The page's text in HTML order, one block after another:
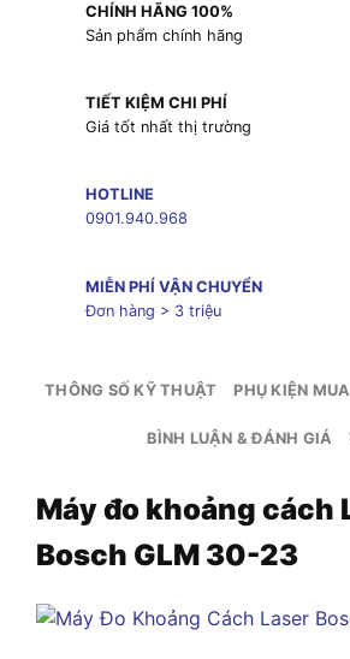
CHÍNH HÃNG 100%
Sản phẩm chính hãng
TIẾT KIỆM CHI PHÍ
Giá tốt nhất thị trường
HOTLINE
0901.940.968
MIỄN PHÍ VẬN CHUYỂN
Đơn hàng > 3 triệu
THÔNG SỐ KỸ THUẬT PHỤ KIỆN
BÌNH LUẬN & ĐÁNH GIÁ
Máy đo khoảng cách
Bosch GLM 30-23